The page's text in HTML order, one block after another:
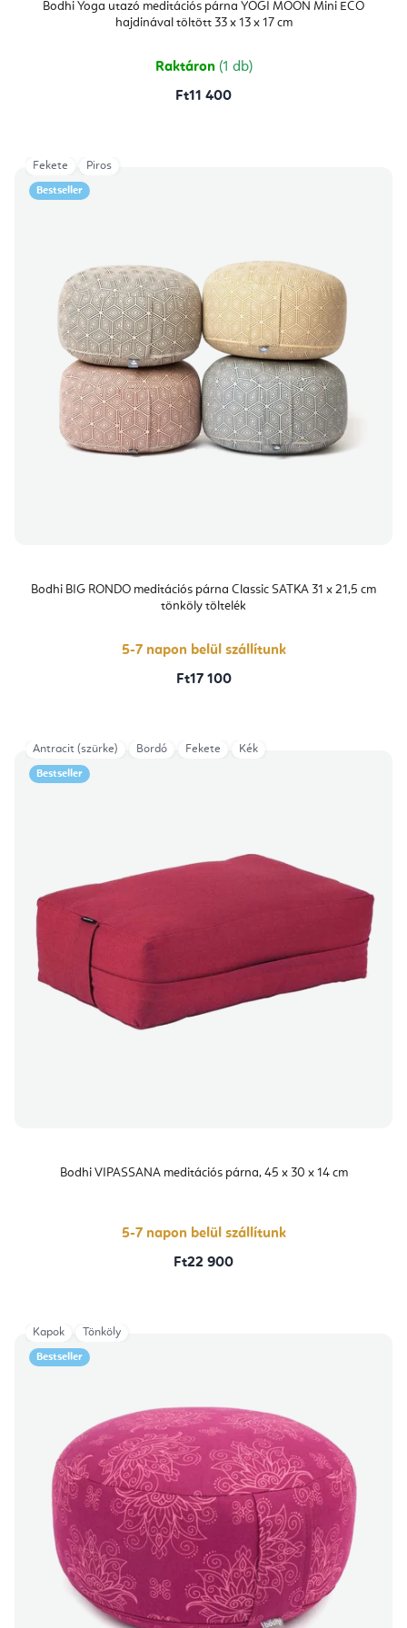
Bodhi Yoga utazó meditációs párna YOGI MOON Mini ECO
hajdinával töltött 33 x 13 x 17 cm
értékelése
5-
csillag.
Raktáron (1 db)
Ft11 400
Bestseller
Bodhi BIG RONDO meditációs párna Classic SATKA 31 x 21,5 cm
tönköly töltelék
5-7 napon belül szállítunk
Ft17 100
Fekete Piros
Bestseller
Bodhi VIPASSANA meditációs párna, 45 x 30 x 14 cm
5-7 napon belül szállítunk
Ft22 900
Antracit (szürke) Bordó Fekete Kék
Bestseller
Kapok Tönköly